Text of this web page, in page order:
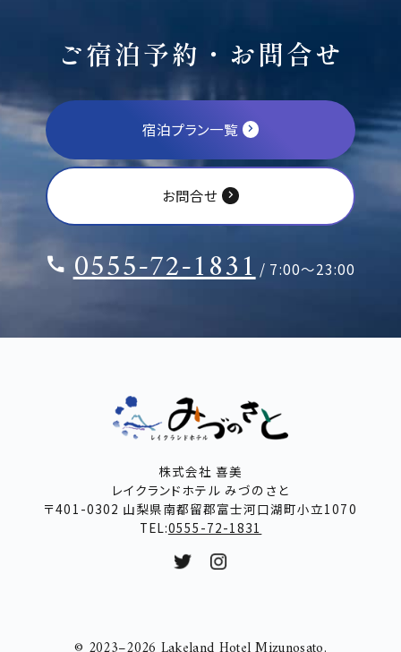
ご宿泊予約・お問合せ
宿泊プラン一覧
お問合せ
0555-72-1831 / 7:00～23:00
株式会社 喜美
レイクランドホテル みづのさと
〒401-0302 山梨県南都留郡富士河口湖町小立1070
TEL:0555-72-1831